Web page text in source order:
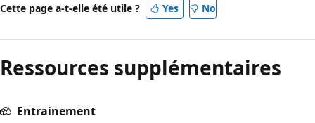
Cette page a-t-elle été utile ? Yes No
Ressources supplémentaires
Entrainement